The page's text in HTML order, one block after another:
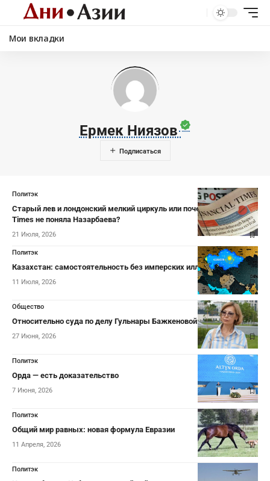
Мои вкладки
Ермек Ниязов
Политэк
Старый лев и лондонский мелкий циркуль или почему Financial
Times не поняла Назарбаева?
21 Июля, 2026
Политэк
Казахстан: самостоятельность без имперских иллюзий
11 Июля, 2026
Общество
Относительно суда по делу Гульнары Бажкеновой…
27 Июня, 2026
Политэк
Орда — есть доказательство
7 Июня, 2026
Политэк
Общий мир равных: новая формула Евразии
11 Апреля, 2026
Политэк